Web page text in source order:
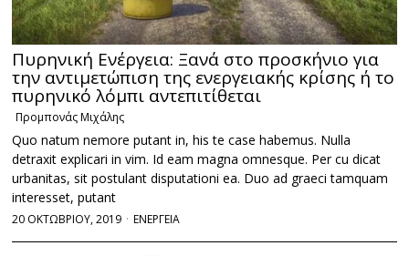
Πυρηνική Ενέργεια: Ξανά στο προσκήνιο για
την αντιμετώπιση της ενεργειακής κρίσης ή το
πυρηνικό λόμπι αντεπιτίθεται
Προμπονάς Μιχάλης
Quo natum nemore putant in, his te case habemus. Nulla
detraxit explicari in vim. Id eam magna omnesque. Per cu dicat
urbanitas, sit postulant disputationi ea. Duo ad graeci tamquam
interesset, putant
20 ΟΚΤΩΒΡΙΟΥ, 2019 ΕΝΕΡΓΕΙΑ